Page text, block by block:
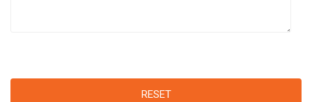
RESET